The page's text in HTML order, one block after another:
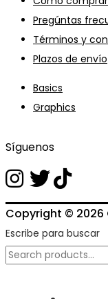
Pregúntas
Términos y
Plazos de envío
Basics
Graphics
Síguenos
Copyright © 2026
Escribe para buscar
Search